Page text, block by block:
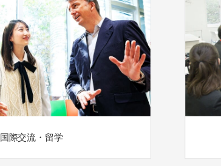
国際交流・留学